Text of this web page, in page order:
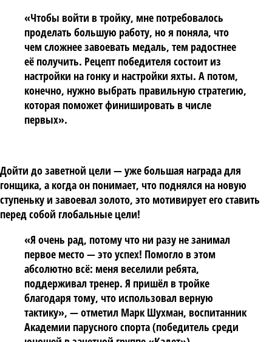
«Чтобы войти в тройку, мне потребовалось
проделать большую работу, но я поняла, что
чем сложнее завоевать медаль, тем радостнее
её получить. Рецепт победителя состоит из
настройки на гонку и настройки яхты. А потом,
конечно, нужно выбрать правильную стратегию,
которая поможет финишировать в числе
первых».
Дойти до заветной цели — уже большая награда для
гонщика, а когда он понимает, что поднялся на новую
ступеньку и завоевал золото, это мотивирует его ставить
перед собой глобальные цели!
«Я очень рад, потому что ни разу не занимал
первое место — это успех! Помогло в этом
абсолютно всё: меня веселили ребята,
поддерживал тренер. Я пришёл в тройке
благодаря тому, что использовал верную
тактику», — отметил Марк Шухман, воспитанник
Академии парусного спорта (победитель среди